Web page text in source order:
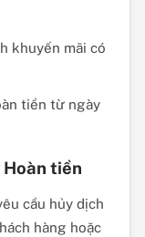
khuyến mãi có
tiền từ ngày
Hoàn tiền
cầu hủy dịch
hàng hoặc